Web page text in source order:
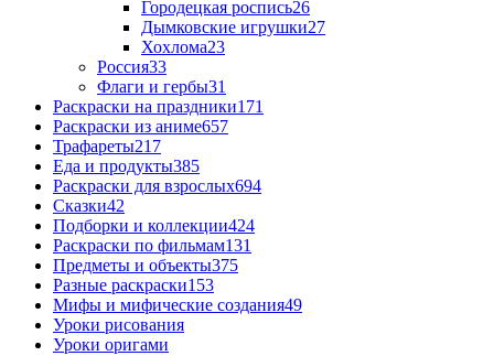
Городецкая роспись26
Дымковские игрушки27
Хохлома23
Россия33
Флаги и гербы31
Раскраски на праздники171
Раскраски из аниме657
Трафареты217
Еда и продукты385
Раскраски для взрослых694
Сказки42
Подборки и коллекции424
Раскраски по фильмам131
Предметы и объекты375
Разные раскраски153
Мифы и мифические создания49
Уроки рисования
Уроки оригами